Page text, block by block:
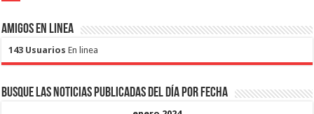
Amigos en Linea
143 Usuarios En linea
Busque las noticias publicadas del día por fecha